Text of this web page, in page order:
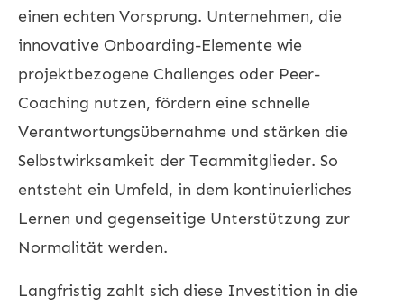
einen echten Vorsprung. Unternehmen, die
innovative Onboarding-Elemente wie
projektbezogene Challenges oder Peer-
Coaching nutzen, fördern eine schnelle
Verantwortungsübernahme und stärken die
Selbstwirksamkeit der Teammitglieder. So
entsteht ein Umfeld, in dem kontinuierliches
Lernen und gegenseitige Unterstützung zur
Normalität werden.
Langfristig zahlt sich diese Investition in die